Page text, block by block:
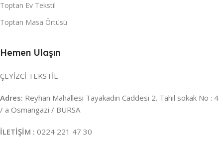
Toptan Ev Tekstil
Toptan Masa Örtüsü
Hemen Ulaşın
ÇEYİZCİ TEKSTİL
Adres: Reyhan Mahallesi Tayakadın Caddesi 2. Tahıl sokak No : 4
/ a Osmangazi / BURSA
İLETİŞİM : 0224 221 47 30